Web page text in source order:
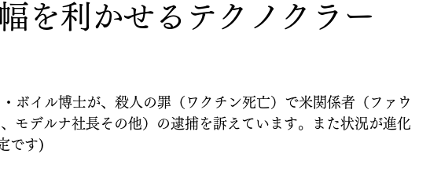
を利かせるテクノクラー
ボイル博士が、殺人の罪（ワクチン死亡）で米関係者（ファウ
モデルナ社長その他）の逮捕を訴えています。また状況が進化
です)